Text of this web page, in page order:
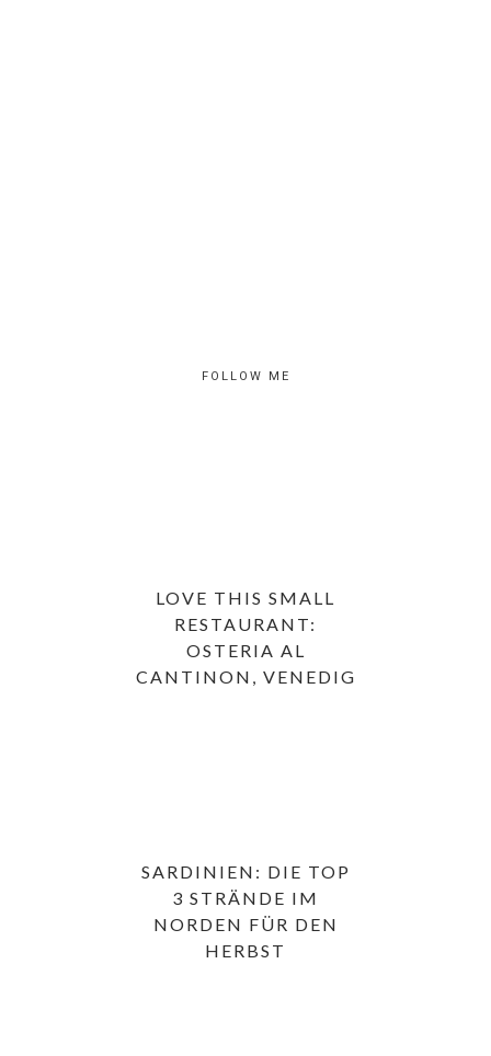
FOLLOW ME
LOVE THIS SMALL
RESTAURANT:
OSTERIA AL
CANTINON, VENEDIG
SARDINIEN: DIE TOP
3 STRÄNDE IM
NORDEN FÜR DEN
HERBST